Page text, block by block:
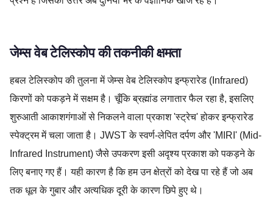
जेम्स वेब टेलिस्कोप की तकनीकी क्षमता
हबल टेलिस्कोप की तुलना में जेम्स वेब टेलिस्कोप इन्फ्रारेड (Infrared)
किरणों को पकड़ने में सक्षम है। चूँकि ब्रह्मांड लगातार फैल रहा है, इसलिए
शुरुआती आकाशगंगाओं से निकलने वाला प्रकाश 'स्ट्रेच' होकर इन्फ्रारेड
स्पेक्ट्रम में चला जाता है। JWST के स्वर्ण-लेपित दर्पण और 'MIRI' (Mid-
Infrared Instrument) जैसे उपकरण इसी अदृश्य प्रकाश को पकड़ने के
लिए बनाए गए हैं। यही कारण है कि हम उन क्षेत्रों को देख पा रहे हैं जो अब
तक धूल के गुबार और अत्यधिक दूरी के कारण छिपे हुए थे।